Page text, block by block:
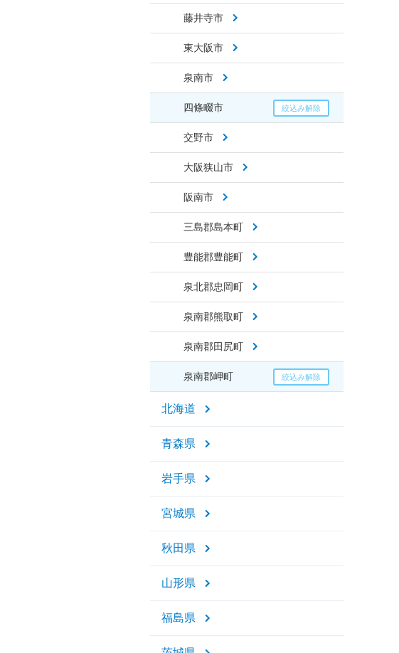
藤井寺市
東大阪市
泉南市
四條畷市
交野市
大阪狭山市
阪南市
三島郡島本町
豊能郡豊能町
泉北郡忠岡町
泉南郡熊取町
泉南郡田尻町
泉南郡岬町
北海道
青森県
岩手県
宮城県
秋田県
山形県
福島県